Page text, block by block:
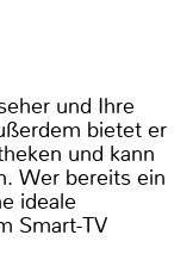
und Ihre
bietet er
und kann
Wer bereits ein
ideale
Smart-TV